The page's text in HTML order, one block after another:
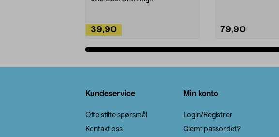
39,90 79,90
Kundeservice
Ofte stilte spørsmål
Kontakt oss
Min konto
Login/Registrer
Glemt passordet?